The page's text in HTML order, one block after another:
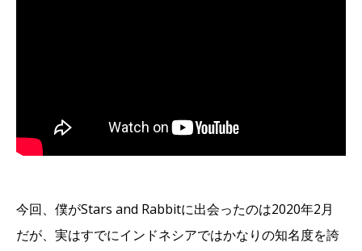
今回、僕がStars and Rabbitに出会ったのは2020年2月
だが、実はすでにインドネシアではかなりの知名度を誇